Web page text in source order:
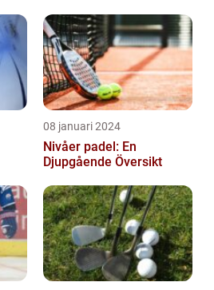
08 januari 2024
Nivåer padel: En
Djupgående Översikt